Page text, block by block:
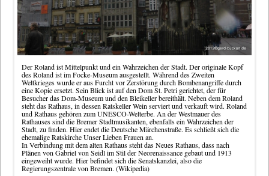
Der Roland ist Mittelpunkt und ein Wahrzeichen der Stadt. Der originale Kopf
des Roland ist im Focke-Museum ausgestellt. Während des Zweiten
Weltkrieges wurde er aus Furcht vor Zerstörung durch Bombenangriffe durch
eine Kopie ersetzt. Sein Blick ist auf den Dom St. Petri gerichtet, der für
Besucher das Dom-Museum und den Bleikeller bereithält. Neben dem Roland
steht das Rathaus, in dessen Ratskeller Wein serviert und verkauft wird. Roland
und Rathaus gehören zum UNESCO-Welterbe. An der Westmauer des
Rathauses sind die Bremer Stadtmusikanten, ebenfalls ein Wahrzeichen der
Stadt, zu finden. Hier endet die Deutsche Märchenstraße. Es schließt sich die
ehemalige Ratskirche Unser Lieben Frauen an.
In Verbindung mit dem alten Rathaus steht das Neues Rathaus, dass nach
Plänen von Gabriel von Seidl im Stil der Neorenaissance gebaut und 1913
eingeweiht wurde. Hier befindet sich die Senatskanzlei, also die
Regierungszentrale von Bremen. (Wikipedia)